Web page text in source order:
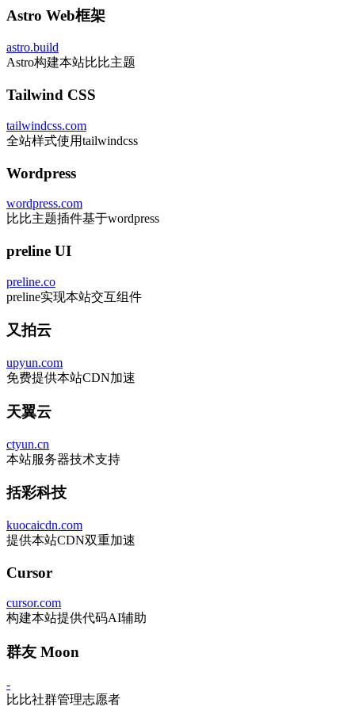
Astro Web框架
astro.build
Astro构建本站比比主题
Tailwind CSS
tailwindcss.com
全站样式使用tailwindcss
Wordpress
wordpress.com
比比主题插件基于wordpress
preline UI
preline.co
preline实现本站交互组件
又拍云
upyun.com
免费提供本站CDN加速
天翼云
ctyun.cn
本站服务器技术支持
括彩科技
kuocaicdn.com
提供本站CDN双重加速
Cursor
cursor.com
构建本站提供代码AI辅助
群友 Moon
-
比比社群管理志愿者